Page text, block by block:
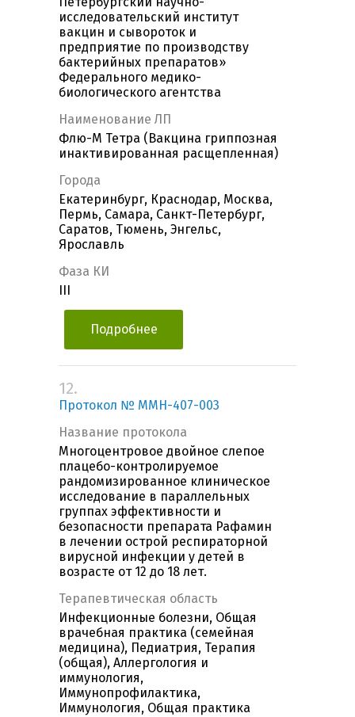
исследовательский институт
вакцин и сывороток и
предприятие по производству
бактерийных препаратов»
Федерального медико-
биологического агентства
Наименование ЛП
Флю-М Тетра (Вакцина гриппозная
инактивированная расщепленная)
Города
Екатеринбург, Краснодар, Москва,
Пермь, Самара, Санкт-Петербург,
Саратов, Тюмень, Энгельс,
Ярославль
Фаза КИ
Подробнее
12.
Протокол № MMH-407-003
Название протокола
Многоцентровое двойное слепое
плацебо-контролируемое
рандомизированное клиническое
исследование в параллельных
группах эффективности и
безопасности препарата Рафамин
в лечении острой респираторной
вирусной инфекции у детей в
возрасте от 12 до 18 лет.
Терапевтическая область
Инфекционные болезни, Общая
врачебная практика (семейная
медицина), Педиатрия, Терапия
(общая), Аллергология и
иммунология,
Иммунопрофилактика,
Иммунология, Общая практика